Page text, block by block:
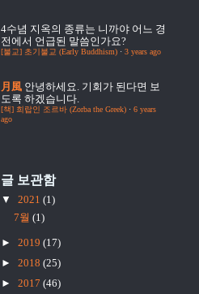
4수념 지옥의 종류는 니까야 어느 경
전에서 언급된 말씀인가요?
[불교] 초기불교 (Early Buddhism) · 3 years ago
月風 안녕하세요. 기회가 된다면 보
도록 하겠습니다.
[책] 희랍인 조르바 (Zorba the Greek) · 6 years
ago
글 보관함
▼ 2021 (1)
7월 (1)
► 2019 (17)
► 2018 (25)
► 2017 (46)